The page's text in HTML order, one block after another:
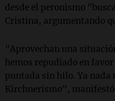
desde el peronismo
Cristina, argumentando
"Aprovechan una
hemos repudiado en
puntada sin hilo. Ya nada
Kirchnerismo",